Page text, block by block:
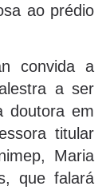
ao prédio
convida a
a ser
doutora em
titular
Maria
que falará